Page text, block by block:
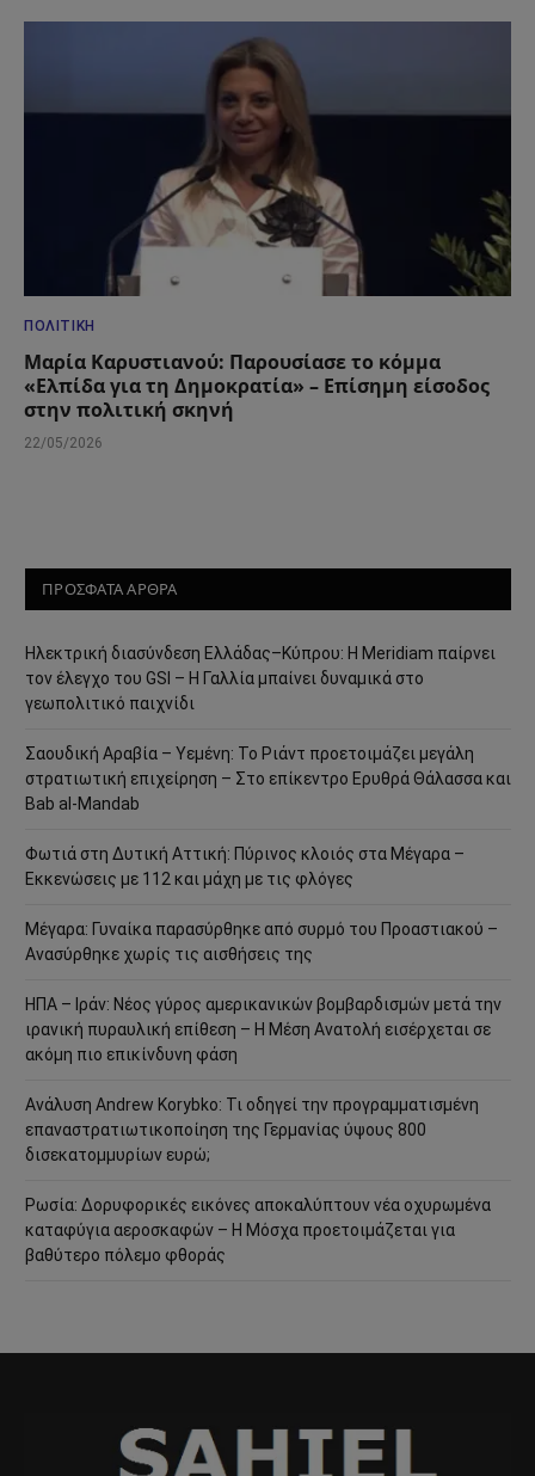
ΠΟΛΙΤΙΚΉ
Μαρία Καρυστιανού: Παρουσίασε το κόμμα
«Ελπίδα για τη Δημοκρατία» – Επίσημη είσοδος
στην πολιτική σκηνή
22/05/2026
ΠΡΟΣΦΑΤΑ ΑΡΘΡΑ
Ηλεκτρική διασύνδεση Ελλάδας–Κύπρου: Η Meridiam παίρνει
τον έλεγχο του GSI – Η Γαλλία μπαίνει δυναμικά στο
γεωπολιτικό παιχνίδι
Σαουδική Αραβία – Υεμένη: Το Ριάντ προετοιμάζει μεγάλη
στρατιωτική επιχείρηση – Στο επίκεντρο Ερυθρά Θάλασσα και
Bab al-Mandab
Φωτιά στη Δυτική Αττική: Πύρινος κλοιός στα Μέγαρα –
Εκκενώσεις με 112 και μάχη με τις φλόγες
Μέγαρα: Γυναίκα παρασύρθηκε από συρμό του Προαστιακού –
Ανασύρθηκε χωρίς τις αισθήσεις της
ΗΠΑ – Ιράν: Νέος γύρος αμερικανικών βομβαρδισμών μετά την
ιρανική πυραυλική επίθεση – Η Μέση Ανατολή εισέρχεται σε
ακόμη πιο επικίνδυνη φάση
Ανάλυση Andrew Korybko: Τι οδηγεί την προγραμματισμένη
επαναστρατιωτικοποίηση της Γερμανίας ύψους 800
δισεκατομμυρίων ευρώ;
Ρωσία: Δορυφορικές εικόνες αποκαλύπτουν νέα οχυρωμένα
καταφύγια αεροσκαφών – Η Μόσχα προετοιμάζεται για
βαθύτερο πόλεμο φθοράς